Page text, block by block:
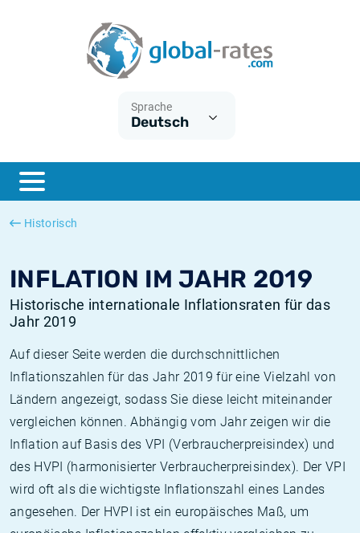
Sprache
Deutsch
Historisch
INFLATION IM JAHR 2019
Historische internationale Inflationsraten für das
Jahr 2019
Auf dieser Seite werden die durchschnittlichen
Inflationszahlen für das Jahr 2019 für eine Vielzahl von
Ländern angezeigt, sodass Sie diese leicht miteinander
vergleichen können. Abhängig vom Jahr zeigen wir die
Inflation auf Basis des VPI (Verbraucherpreisindex) und
des HVPI (harmonisierter Verbraucherpreisindex). Der VPI
wird oft als die wichtigste Inflationszahl eines Landes
angesehen. Der HVPI ist ein europäisches Maß, um
ESTER
SONIA
Was ist die VPI-Inflation?
Was ist die HVPI-Inflation?
Deutsche inflation
Europäische inflation
Historische Euribor-Sätze
Historische ESTER-Sätze
Historische SOFR-Sätze
Historische SONIA-Sätze
Inflationsrechner